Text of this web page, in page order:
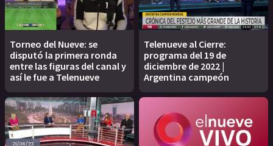
Torneo del Nueve: se
disputó la primera ronda
entre las figuras del canal y
así le fue a Telenueve
Telenueve al Cierre:
programa del 19 de
diciembre de 2022 |
Argentina campeón